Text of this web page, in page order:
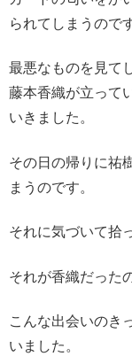
られてしまうので
最悪なものを見て
藤本香織が立って
いきました。
その日の帰りに祐
まうのです。
それに気づいて拾
それが香織だった
こんな出会いのき
いました。